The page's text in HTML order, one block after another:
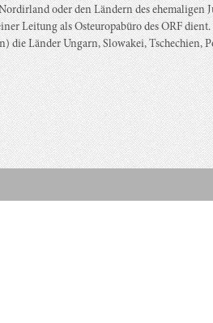
oder den Ländern des ehemaligen
Leitung als Osteuropabüro des ORF dient.
die Länder Ungarn, Slowakei, Tschechien,